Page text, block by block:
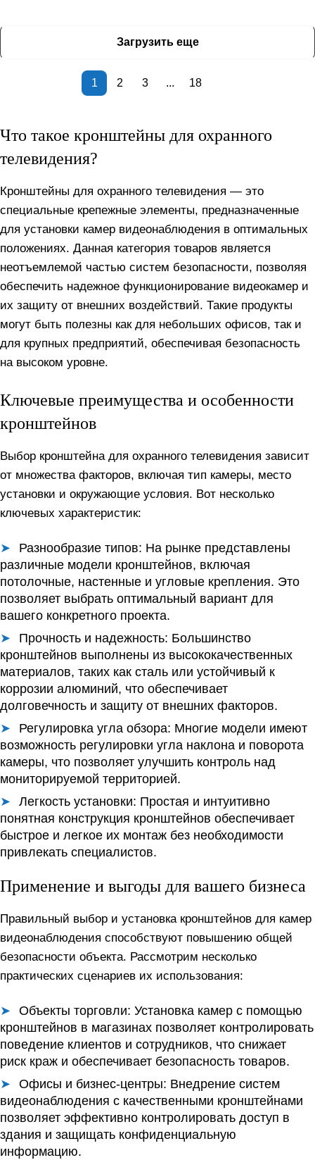
Загрузить еще
1 2 3 ... 18
Что такое кронштейны для охранного
телевидения?
Кронштейны для охранного телевидения — это
специальные крепежные элементы, предназначенные
для установки камер видеонаблюдения в оптимальных
положениях. Данная категория товаров является
неотъемлемой частью систем безопасности, позволяя
обеспечить надежное функционирование видеокамер и
их защиту от внешних воздействий. Такие продукты
могут быть полезны как для небольших офисов, так и
для крупных предприятий, обеспечивая безопасность
на высоком уровне.
Ключевые преимущества и особенности
кронштейнов
Выбор кронштейна для охранного телевидения зависит
от множества факторов, включая тип камеры, место
установки и окружающие условия. Вот несколько
ключевых характеристик:
Разнообразие типов: На рынке представлены
различные модели кронштейнов, включая
потолочные, настенные и угловые крепления. Это
позволяет выбрать оптимальный вариант для
вашего конкретного проекта.
Прочность и надежность: Большинство
кронштейнов выполнены из высококачественных
материалов, таких как сталь или устойчивый к
коррозии алюминий, что обеспечивает
долговечность и защиту от внешних факторов.
Регулировка угла обзора: Многие модели имеют
возможность регулировки угла наклона и поворота
камеры, что позволяет улучшить контроль над
мониторируемой территорией.
Легкость установки: Простая и интуитивно
понятная конструкция кронштейнов обеспечивает
быстрое и легкое их монтаж без необходимости
привлекать специалистов.
Применение и выгоды для вашего бизнеса
Правильный выбор и установка кронштейнов для камер
видеонаблюдения способствуют повышению общей
безопасности объекта. Рассмотрим несколько
практических сценариев их использования:
Объекты торговли: Установка камер с помощью
кронштейнов в магазинах позволяет контролировать
поведение клиентов и сотрудников, что снижает
риск краж и обеспечивает безопасность товаров.
Офисы и бизнес-центры: Внедрение систем
видеонаблюдения с качественными кронштейнами
позволяет эффективно контролировать доступ в
здания и защищать конфиденциальную
информацию.